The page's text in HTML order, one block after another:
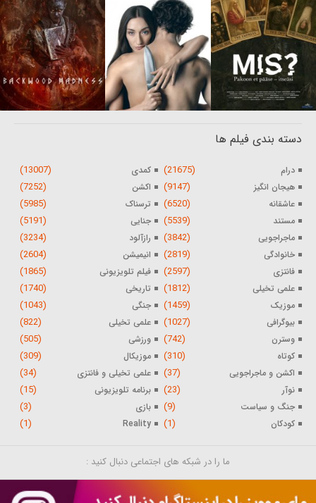
دسته بندی فیلم ها
درام (21675) کمدی (13007)
هیجان انگیز (9147) اکشن (7252)
عاشقانه (6520) ترسناک (5985)
مستند (5539) جنایی (5191)
ماجراجویی (3842) رازآلود (3234)
خانوادگی (2819) انیمیشن (2604)
فانتزی (2597) فیلم تلویزیونی (1865)
علمی تخیلی (1812) تاریخی (1740)
موزیک (1459) جنگی (1043)
بیوگرافی (1027) علمی تخیلی (822)
وسترن (742) ورزشی (505)
کوتاه (310) موزیکال (309)
اکشن و ماجراجویی (37) علمی تخیلی و فانتزی (34)
نوآر (23) برنامه تلویزیونی (15)
جنگ و سیاست (9) بازی (3)
کودکان (1)
Reality
(1)
ما را در شبکه های اجتماعی دنبال کنید :